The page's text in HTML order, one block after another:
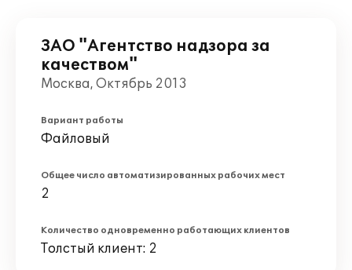
ЗАО "Агентство надзора за
качеством"
Москва, Октябрь 2013
Вариант работы
Файловый
Общее число автоматизированных рабочих мест
2
Количество одновременно работающих клиентов
Толстый клиент: 2